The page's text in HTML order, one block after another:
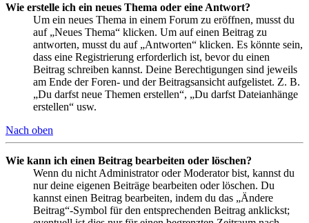
Wie erstelle ich ein neues Thema oder eine Antwort?
Um ein neues Thema in einem Forum zu eröffnen, musst du
auf „Neues Thema“ klicken. Um auf einen Beitrag zu
antworten, musst du auf „Antworten“ klicken. Es könnte sein,
dass eine Registrierung erforderlich ist, bevor du einen
Beitrag schreiben kannst. Deine Berechtigungen sind jeweils
am Ende der Foren- und der Beitragsansicht aufgelistet. Z. B.
„Du darfst neue Themen erstellen“, „Du darfst Dateianhänge
erstellen“ usw.
Nach oben
Wie kann ich einen Beitrag bearbeiten oder löschen?
Wenn du nicht Administrator oder Moderator bist, kannst du
nur deine eigenen Beiträge bearbeiten oder löschen. Du
kannst einen Beitrag bearbeiten, indem du das „Ändere
Beitrag“-Symbol für den entsprechenden Beitrag anklickst;